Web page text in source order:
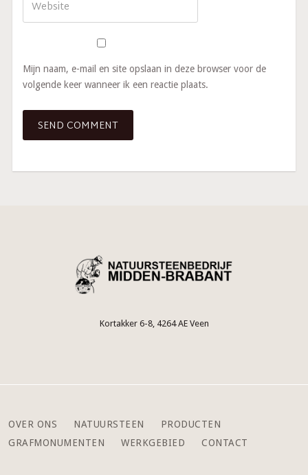
Mijn naam, e-mail en site opslaan in deze browser voor de
volgende keer wanneer ik een reactie plaats.
Kortakker 6-8, 4264 AE Veen
OVER ONS NATUURSTEEN
PRODUCTEN
GRAFMONUMENTEN
WERKGEBIED CONTACT